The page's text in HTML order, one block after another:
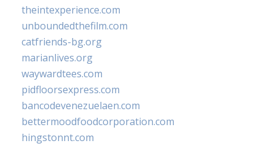
theintexperience.com
unboundedthefilm.com
catfriends-bg.org
marianlives.org
waywardtees.com
pidfloorsexpress.com
bancodevenezuelaen.com
bettermoodfoodcorporation.com
hingstonnt.com